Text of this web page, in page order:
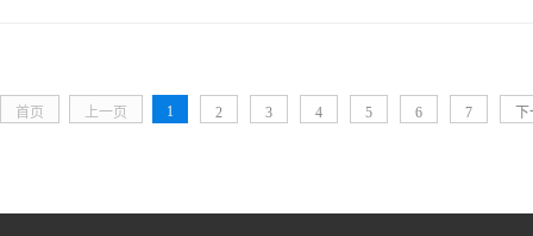
首页 上一页 1 2 3 4 5 6 7